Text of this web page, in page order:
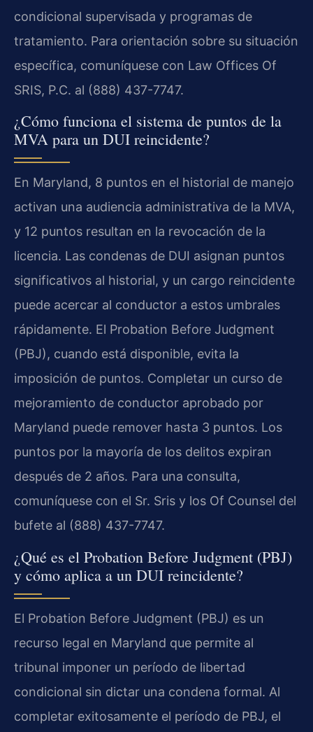
condicional supervisada y programas de
tratamiento. Para orientación sobre su situación
específica, comuníquese con Law Offices Of
SRIS, P.C. al (888) 437-7747.
¿Cómo funciona el sistema de puntos de la
MVA para un DUI reincidente?
En Maryland, 8 puntos en el historial de manejo
activan una audiencia administrativa de la MVA,
y 12 puntos resultan en la revocación de la
licencia. Las condenas de DUI asignan puntos
significativos al historial, y un cargo reincidente
puede acercar al conductor a estos umbrales
rápidamente. El Probation Before Judgment
(PBJ), cuando está disponible, evita la
imposición de puntos. Completar un curso de
mejoramiento de conductor aprobado por
Maryland puede remover hasta 3 puntos. Los
puntos por la mayoría de los delitos expiran
después de 2 años. Para una consulta,
comuníquese con el Sr. Sris y los Of Counsel del
bufete al (888) 437-7747.
¿Qué es el Probation Before Judgment (PBJ)
y cómo aplica a un DUI reincidente?
El Probation Before Judgment (PBJ) es un
recurso legal en Maryland que permite al
tribunal imponer un período de libertad
condicional sin dictar una condena formal. Al
completar exitosamente el período de PBJ, el